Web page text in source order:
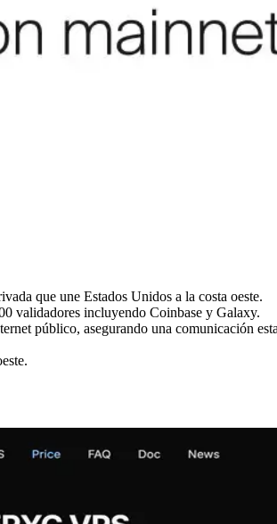
que une Estados Unidos a la costa oeste.
validadores incluyendo Coinbase y Galaxy.
público, asegurando una comunicación